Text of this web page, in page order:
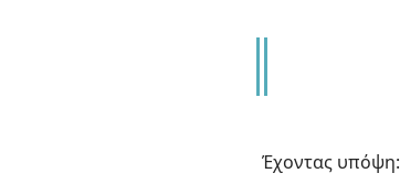
Έχοντας υπόψη: